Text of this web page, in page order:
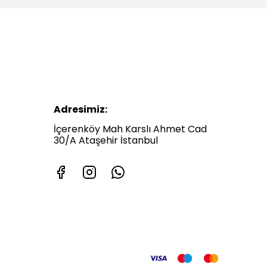
Adresimiz:
İçerenköy Mah Karslı Ahmet Cad
30/A Ataşehir İstanbul